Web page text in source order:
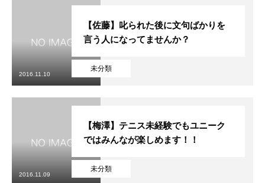
未分類
【佐藤】叱られた後に文句ばかりを
言う人になってませんか？
2016.11.10
未分類
【梅澤】テニス未経験でもユニーク
ではみんなが楽しめます！！
2016.11.09